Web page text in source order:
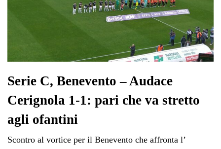
Serie C, Benevento – Audace
Cerignola 1-1: pari che va stretto
agli ofantini
Scontro al vortice per il Benevento che affronta l’